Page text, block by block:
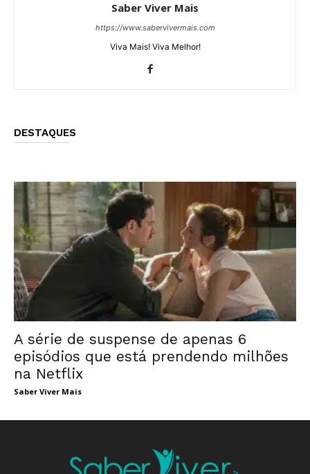
Saber Viver Mais
https://www.sabervivermais.com
Viva Mais! Viva Melhor!
DESTAQUES
A série de suspense de apenas 6
episódios que está prendendo milhões
na Netflix
Saber Viver Mais